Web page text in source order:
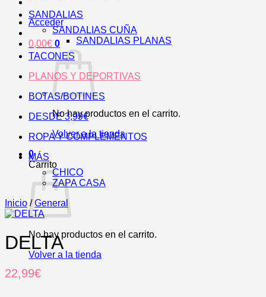
Acceder
0,00€ 0
No hay productos en el carrito.
Volver a la tienda
0
Carrito
No hay productos en el carrito.
Volver a la tienda
SANDALIAS
SANDALIAS CUÑA
SANDALIAS PLANAS
TACONES
PLANOS Y DEPORTIVAS
BOTAS/BOTINES
DESDE 3,99€
ROPA Y COMPLEMENTOS
MÁS
CHICO
ZAPA CASA
Inicio / General
DELTA
22,99€